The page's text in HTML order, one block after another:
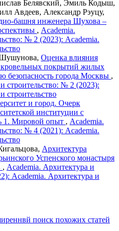
Белявский, Эмиль Кодыш,
Авдеев, Александр Рэуцу,
башня инженера Шухова –
, Academia.
№ 2 (2023): Academia.
Шушунова, Оценка влияния
кровельных покрытий жилых
безопасность города Москвы ,
строительство: № 2 (2023):
строительство
и город. Очерк
институции с
1. Мировой опыт , Academia.
№ 4 (2021): Academia.
Архитектура
Успенского монастыря
, Academia. Архитектура и
Academia. Архитектура и
поиск похожих статей